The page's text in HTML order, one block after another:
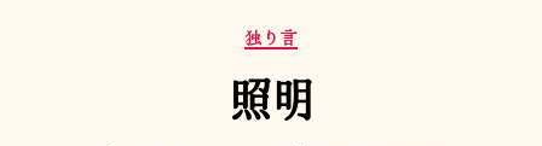
カ
テ
ゴ
リ
独り言
照明